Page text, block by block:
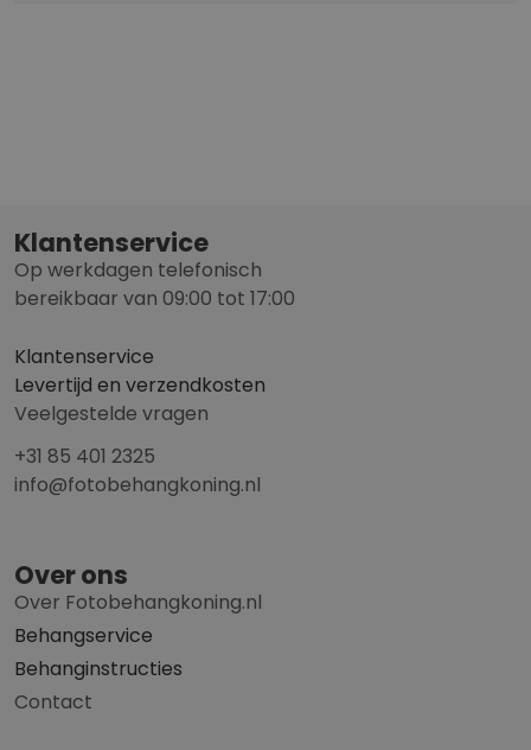
Klantenservice
Op werkdagen telefonisch
bereikbaar van 09:00 tot 17:00
Klantenservice
Levertijd en verzendkosten
Veelgestelde vragen
+31 85 401 2325
info@fotobehangkoning.nl
Over ons
Over Fotobehangkoning.nl
Behangservice
Behanginstructies
Contact